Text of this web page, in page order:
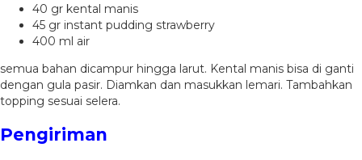
40 gr kental manis
45 gr instant pudding strawberry
400 ml air
semua bahan dicampur hingga larut. Kental manis bisa di ganti
dengan gula pasir. Diamkan dan masukkan lemari. Tambahkan
topping sesuai selera.
Pengiriman